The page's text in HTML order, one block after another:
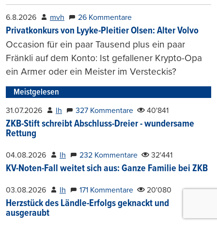
6.8.2026 mvh 26 Kommentare
Privatkonkurs von Lyyke-Pleitier Olsen: Alter Volvo
Occasion für ein paar Tausend plus ein paar
Fränkli auf dem Konto: Ist gefallener Krypto-Opa
ein Armer oder ein Meister im Versteckis?
Meistgelesen
31.07.2026 lh 327 Kommentare 40'841
ZKB-Stift schreibt Abschluss-Dreier - wundersame
Rettung
04.08.2026 lh 232 Kommentare 32'441
KV-Noten-Fall weitet sich aus: Ganze Familie bei ZKB
03.08.2026 lh 171 Kommentare 20'080
Herzstück des Ländle-Erfolgs geknackt und
ausgeraubt